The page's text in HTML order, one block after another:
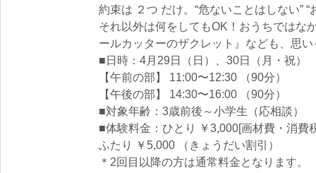
約束は ２つ だけ。“危ないことはしない”
それ以外は何をしてもOK！おうちではな
ールカッターのザクレット』なども、思
■日時：4月29日（日）、30日（月・祝）
【午前の部】 11:00〜12:30 （90分）
【午後の部】 14:30〜16:00 （90分）
■対象年齢：3歳前後～小学生（応相談）
■体験料金：ひとり ￥3,000[画材費・消費
ふたり ￥5,000 （きょうだい割引）
＊2回目以降の方は通常料金となります。